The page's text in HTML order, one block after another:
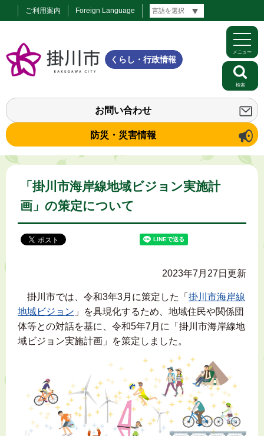
ご利用案内 Foreign Language
くらし・行政情報
お問い合わせ
防災・災害情報
メニュー
検索
「掛川市海岸線地域ビジョン実施計
画」の策定について
2023年7月27日更新
掛川市では、令和3年3月に策定した「 掛川市海岸線
地域ビジョン 」を具現化するため、地域住民や関係団
体等との対話を基に、令和5年7月に「掛川市海岸線地
域ビジョン実施計画」を策定しました。